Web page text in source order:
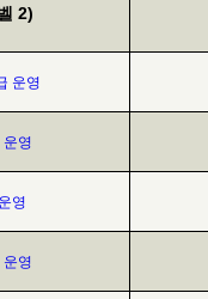
2)
운영
운영
영
운영